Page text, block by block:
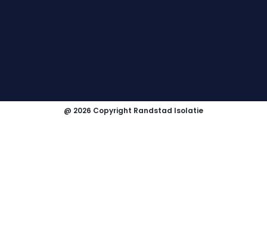
@ 2026 Copyright Randstad Isolatie